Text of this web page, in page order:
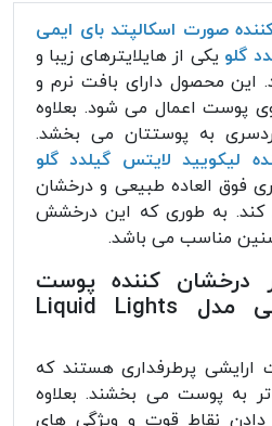
صورت اسکالپتد بای ایمی
گلو یکی از هایلایترهای زیبا و
این محصول دارای بافت نرم و
پوست اعمال می شود. بعلاوه
به پوستتان می بخشد.
لیکویید لایتس گیلدد گلو
فوق العاده طبیعی و درخشان
کند. به طوری که این درخشش
سنین مناسب می باشد.
درخشان کننده پوست
اسکالپتد بای ایمی مدل Liquid Lights
ارایشی پرطرفداری هستند که
به پوست می بخشند. بعلاوه
نقاط قوت و ویژگی های